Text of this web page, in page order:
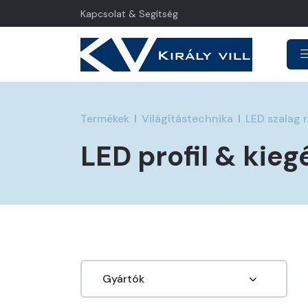
Kapcsolat & Segítség
Termékek Világítástechnika LED szalag
LED profil &